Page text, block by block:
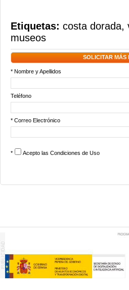
Etiquetas: costa dorada,
museos
SOLICITAR MÁS
* Nombre y Apellidos
Teléfono
* Correo Electrónico
* Acepto las Condiciones de Uso